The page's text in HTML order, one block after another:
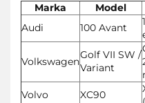
Marka Model
Audi
100 Avant
Volkswagen
Golf VII SW /
Variant
Volvo
XC90